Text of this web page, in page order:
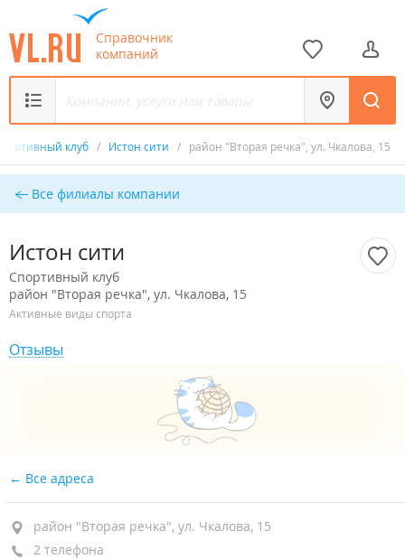
Справочник
компаний
клуб / Истон сити / район "Вторая речка", ул. Чкалова, 15
Все филиалы компании
Истон сити
Спортивный клуб
район "Вторая речка", ул. Чкалова, 15
Активные виды спорта
Отзывы
Все адреса
район "Вторая речка", ул. Чкалова, 15
2 телефона